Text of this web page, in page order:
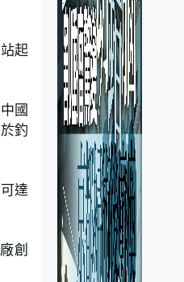
起
國
釣
達
創